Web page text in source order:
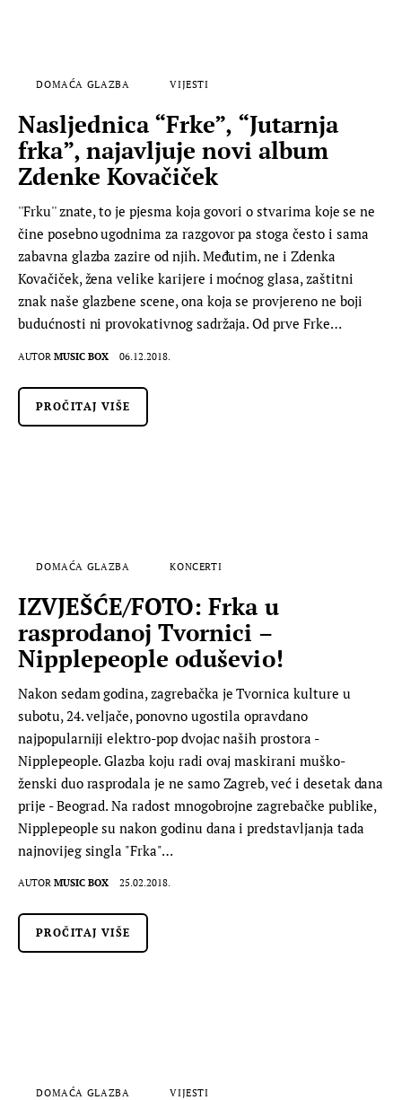
DOMAĆA GLAZBA VIJESTI
Nasljednica “Frke”, “Jutarnja
frka”, najavljuje novi album
Zdenke Kovačiček
''Frku'' znate, to je pjesma koja govori o stvarima koje se ne
čine posebno ugodnima za razgovor pa stoga često i sama
zabavna glazba zazire od njih. Međutim, ne i Zdenka
Kovačiček, žena velike karijere i moćnog glasa, zaštitni
znak naše glazbene scene, ona koja se provjereno ne boji
budućnosti ni provokativnog sadržaja. Od prve Frke…
AUTOR MUSIC BOX 06.12.2018.
PROČITAJ VIŠE
DOMAĆA GLAZBA KONCERTI
IZVJEŠĆE/FOTO: Frka u
rasprodanoj Tvornici –
Nipplepeople oduševio!
Nakon sedam godina, zagrebačka je Tvornica kulture u
subotu, 24. veljače, ponovno ugostila opravdano
najpopularniji elektro-pop dvojac naših prostora -
Nipplepeople. Glazba koju radi ovaj maskirani muško-
ženski duo rasprodala je ne samo Zagreb, već i desetak dana
prije - Beograd. Na radost mnogobrojne zagrebačke publike,
Nipplepeople su nakon godinu dana i predstavljanja tada
najnovijeg singla "Frka"…
AUTOR MUSIC BOX 25.02.2018.
PROČITAJ VIŠE
DOMAĆA GLAZBA VIJESTI